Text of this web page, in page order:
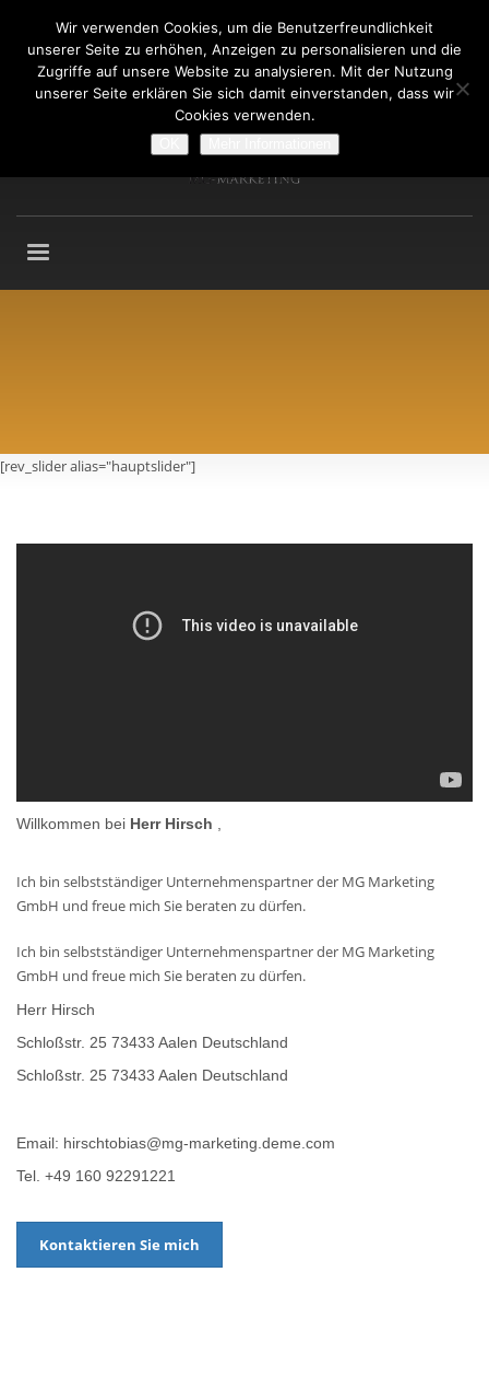
Fragen an: +49 (911) 2165 876
Mo-Fr: 9:00-13:00 Uhr
[rev_slider alias="hauptslider"]
Willkommen bei Herr Hirsch
Ich bin selbstständiger Unternehmenspartner der MG Marketing
GmbH und freue mich Sie beraten zu dürfen.
Ich bin selbstständiger Unternehmenspartner der MG Marketing
GmbH und freue mich Sie beraten zu dürfen.
Herr Hirsch
Schloßstr. 25 73433 Aalen Deutschland
Schloßstr. 25 73433 Aalen Deutschland
Email: hirschtobias@mg-marketing.deme.com
Tel. +49 160 92291221
Kontaktieren Sie mich
Wir verwenden Cookies, um die Benutzerfreundlichkeit
unserer Seite zu erhöhen, Anzeigen zu personalisieren und die
Zugriffe auf unsere Website zu analysieren. Mit der Nutzung
unserer Seite erklären Sie sich damit einverstanden, dass wir
Cookies verwenden.